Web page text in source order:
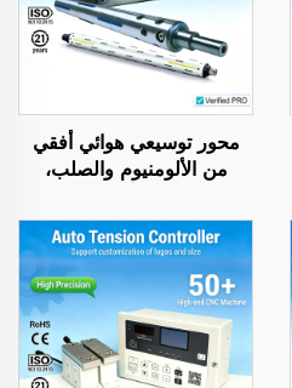
محور توسيعي هوائي أفقي
من الألومنيوم والصلب،